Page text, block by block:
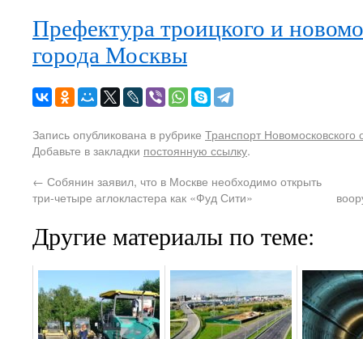
Префектура троицкого и
города Москвы
Запись опубликована в рубрике Транспорт Новомосковского
Добавьте в закладки постоянную ссылку.
← Собянин заявил, что в Москве необходимо открыть
три-четыре аглокластера как «Фуд Сити»
Другие материалы по теме: